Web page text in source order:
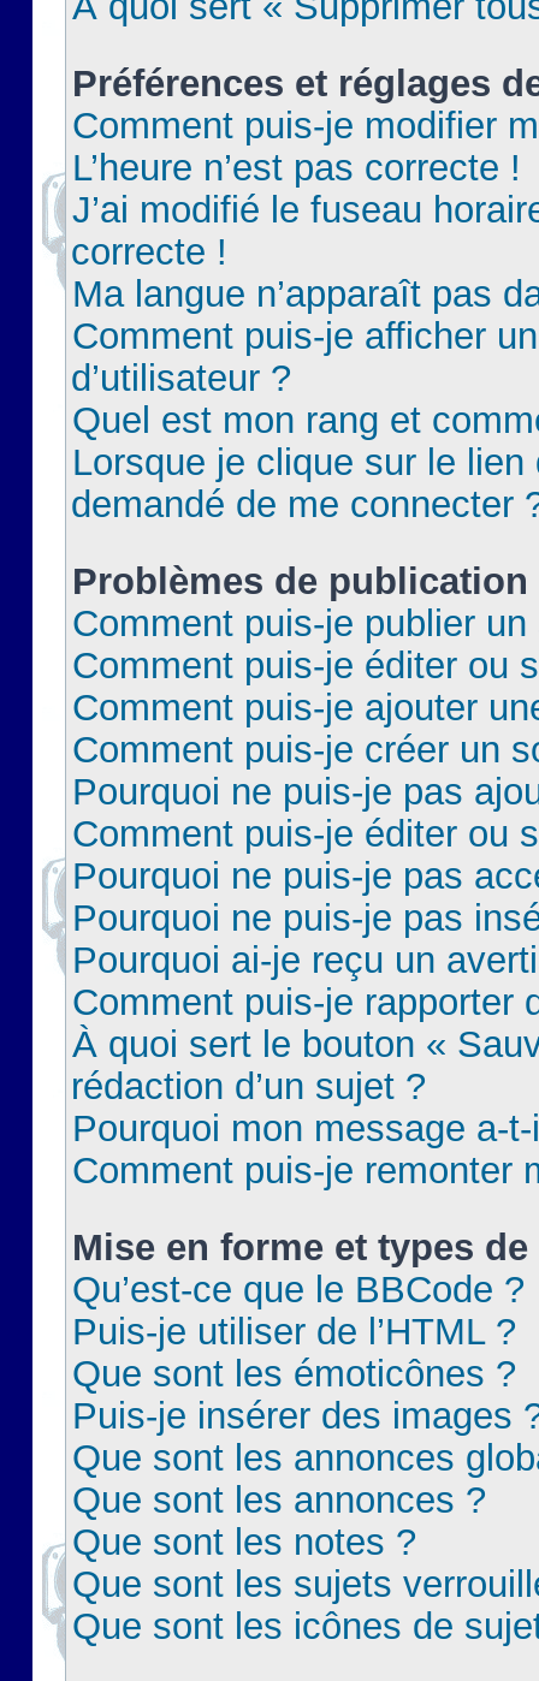
Préférences et réglages
Comment puis-je modifier
L’heure n’est pas correcte !
J’ai modifié le fuseau
correcte !
Ma langue n’apparaît pas
Comment puis-je afficher
d’utilisateur ?
Quel est mon rang et
Lorsque je clique sur le lien
demandé de me connecter
Problèmes de publication
Comment puis-je publier
Comment puis-je éditer ou
Comment puis-je ajouter
Comment puis-je créer un
Pourquoi ne puis-je pas
Comment puis-je éditer ou
Pourquoi ne puis-je pas
Pourquoi ne puis-je pas
Pourquoi ai-je reçu un
Comment puis-je rapporter
À quoi sert le bouton «
rédaction d’un sujet ?
Pourquoi mon message a-
Comment puis-je remonter
Mise en forme et types
Qu’est-ce que le BBCode ?
Puis-je utiliser de l’HTML ?
Que sont les émoticônes ?
Puis-je insérer des images
Que sont les annonces
Que sont les annonces ?
Que sont les notes ?
Que sont les sujets
Que sont les icônes de